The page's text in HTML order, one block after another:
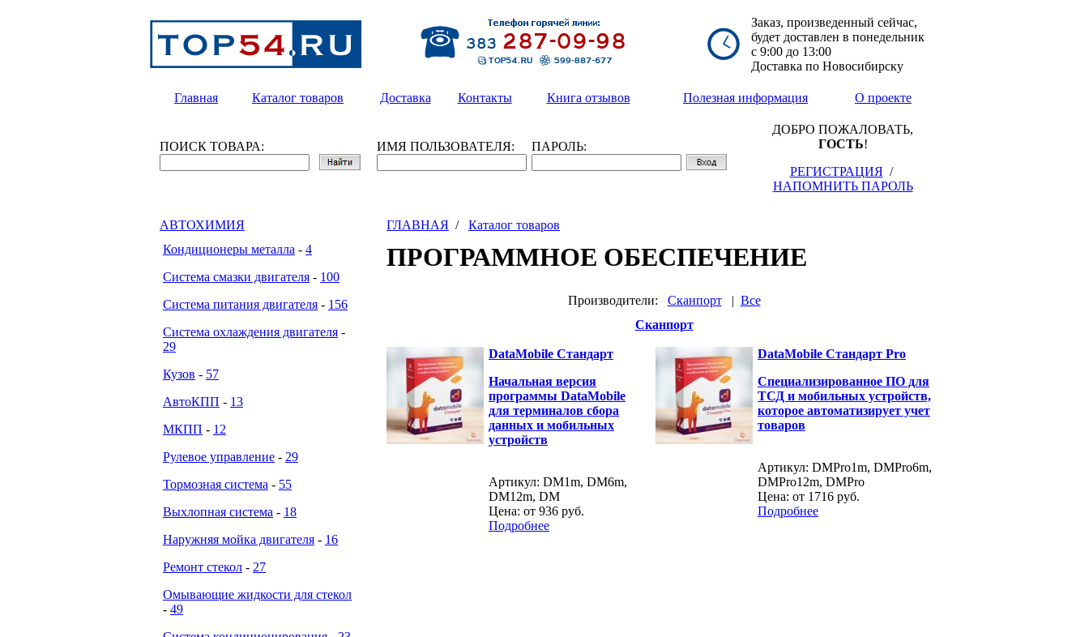
Заказ, произведенный сейчас,
будет доставлен в понедельник
с 9:00 до 13:00
Доставка по Новосибирску
Главная Каталог товаров Доставка Контакты Книга отзывов Полезная информация О проекте
ПОИСК ТОВАРА: ИМЯ ПОЛЬЗОВАТЕЛЯ: ПАРОЛЬ:
ДОБРО ПОЖАЛОВАТЬ,
ГОСТЬ!
РЕГИСТРАЦИЯ/
НАПОМНИТЬ ПАРОЛЬ
АВТОХИМИЯ
Кондиционеры металла - 4
Система смазки двигателя - 100
Система питания двигателя - 156
Система охлаждения двигателя -
29
Кузов - 57
АвтоКПП - 13
МКПП - 12
Рулевое управление - 29
Тормозная система - 55
Выхлопная система - 18
Наружняя мойка двигателя - 16
Ремонт стекол - 27
Омывающие жидкости для стекол
- 49
ГЛАВНАЯ / Каталог товаров
ПРОГРАММНОЕ ОБЕСПЕЧЕНИЕ
Производители: Сканпорт| Все
Сканпорт
DataMobile Стандарт
Начальная версия
программы DataMobile
для терминалов сбора
данных и мобильных
устройств
Артикул: DM1m, DM6m,
DM12m, DM
Цена: от 936 руб.
Подробнее
DataMobile Стандарт Pro
Специализированное ПО для
ТСД и мобильных устройств,
которое автоматизирует учет
товаров
Артикул: DMPro1m, DMPro6m,
DMPro12m, DMPro
Цена: от 1716 руб.
Подробнее